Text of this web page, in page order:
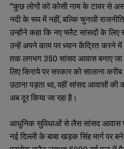
“कुछ लोगों को कोसी नाम के टावर से
नदी के रूप में नहीं, बल्कि चुनावी
उन्होंने कहा कि नए फ्लैट सांसदों के लिए
उन्हें अपने काम पर ध्यान केंद्रित
तक लगभग 350 सांसद आवास बनाए
लिए किराये पर सरकार को सालाना
उठाना पड़ता था, वहीं सांसद आवासों की
अब दूर किया जा रहा है।
आधुनिक सुविधाओं से लैस सांसद आवास
नई दिल्ली के बाबा खड़क सिंह मार्ग पर